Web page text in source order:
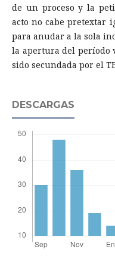
de un proceso y la
acto no cabe pretextar
para anudar a la sola
la apertura del período
sido secundada por el
DESCARGAS